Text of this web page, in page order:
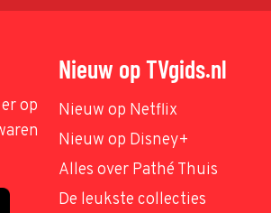
op
Nieuw op TVgids.nl
Nieuw op Netflix
Nieuw op Disney+
Alles over Pathé Thuis
De leukste collecties